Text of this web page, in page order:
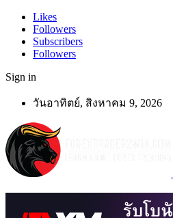
Likes
Followers
Subscribers
Followers
Sign in
วันอาทิตย์, สิงหาคม 9, 2026